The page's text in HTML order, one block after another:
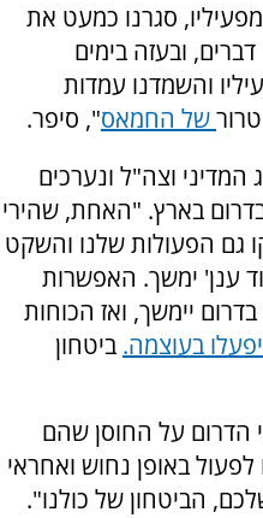
סגרנו כמעט את
ובעזה בימים
והשמדנו עמדות
של החמאס", סיפר.
וצה"ל ונערכים
בארץ. "האחת, שהירי
גם הפעולות שלנו והשקט
ענן' ימשך. האפשרות
יימשך, ואז הכוחות
יפעלו בעוצמה. ביטחון
הדרום על החוסן שהם
באופן נחוש ואחראי
הביטחון של כולנו".